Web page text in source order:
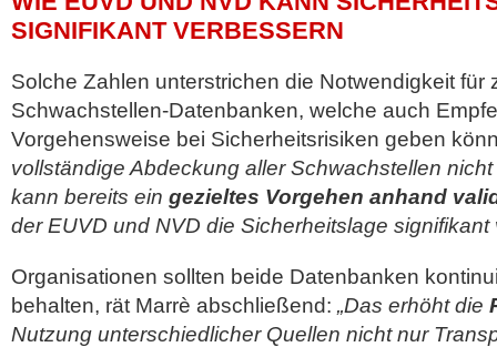
SIGNIFIKANT VERBESSERN
Solche Zahlen unterstrichen die Notwendigkeit für
Schwachstellen-Datenbanken, welche auch
Vorgehensweise bei Sicherheitsrisiken geben
vollständige Abdeckung aller Schwachstellen
kann bereits ein gezieltes Vorgehen anhand
der EUVD und NVD die Sicherheitslage signifikant
Organisationen sollten beide Datenbanken
behalten, rät Marrè abschließend: „Das erhöht die
Nutzung unterschiedlicher Quellen nicht nur